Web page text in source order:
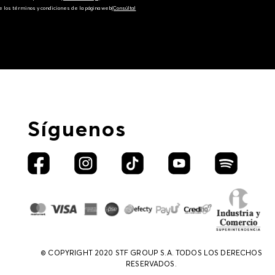
los términos y condiciones de la página web‎(Consúltal
Síguenos
© COPYRIGHT 2020 STF GROUP S.A. TODOS LOS DERECHOS
RESERVADOS.